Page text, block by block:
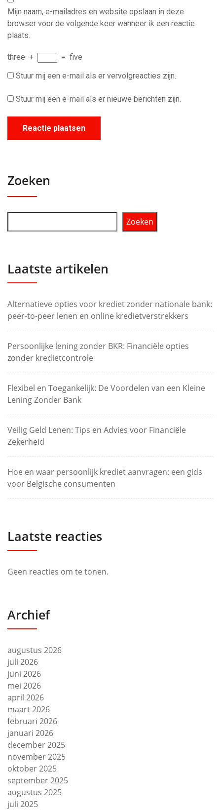
Mijn naam, e-mailadres en website opslaan in deze
browser voor de volgende keer wanneer ik een reactie
plaats.
three + = five
Stuur mij een e-mail als er vervolgreacties zijn.
Stuur mij een e-mail als er nieuwe berichten zijn.
Zoeken
Zoeken
Laatste artikelen
Alternatieve opties voor krediet zonder nationale bank:
peer-to-peer lenen en online kredietverstrekkers
Persoonlijke lening zonder BKR: Financiële opties
zonder kredietcontrole
Flexibel en Toegankelijk: De Voordelen van een Kleine
Lening Zonder Bank
Veilig Geld Lenen: Tips en Advies voor Financiële
Zekerheid
Hoe en waar persoonlijk krediet aanvragen: een gids
voor Belgische consumenten
Laatste reacties
Geen reacties om te tonen.
Archief
augustus 2026
juli 2026
juni 2026
mei 2026
april 2026
maart 2026
februari 2026
januari 2026
december 2025
november 2025
oktober 2025
september 2025
augustus 2025
juli 2025